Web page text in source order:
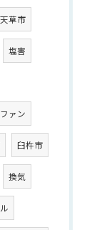
天草市
塩害
ァン
臼杵市
換気